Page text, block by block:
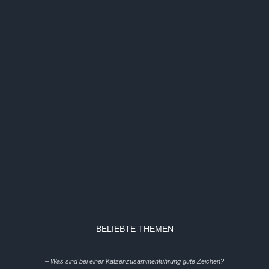
BELIEBTE THEMEN
– Was sind bei einer Katzenzusammenführung gute Zeichen?